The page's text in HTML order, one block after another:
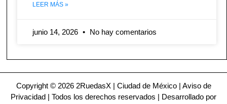
LEER MÁS »
junio 14, 2026 No hay comentarios
Copyright © 2026 2RuedasX | Ciudad de México | Aviso de
Privacidad | Todos los derechos reservados | Desarrollado por